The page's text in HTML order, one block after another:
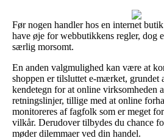
Før nogen handler hos en internet
have øje for webbutikkens regler, dog
særlig morsomt.
En anden valgmulighed kan være at
shoppen er tilsluttet e-mærket, grundet
kendetegn for at online virksomheden
retningslinjer, tillige med at online
monitoreres af fagfolk som er meget
vilkår. Derudover tilbydes du chance
møder dilemmaer ved din handel.